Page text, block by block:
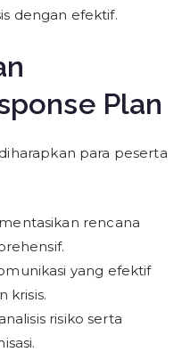
dengan efektif.
Plan
para peserta
rencana
yang efektif
krisis.
risiko serta